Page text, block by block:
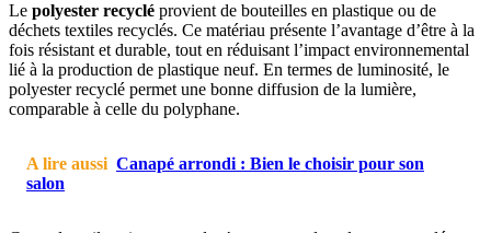
Le polyester recyclé provient de bouteilles en plastique ou de
déchets textiles recyclés. Ce matériau présente l’avantage d’être à la
fois résistant et durable, tout en réduisant l’impact environnemental
lié à la production de plastique neuf. En termes de luminosité, le
polyester recyclé permet une bonne diffusion de la lumière,
comparable à celle du polyphane.
A lire aussi Canapé arrondi : Bien le choisir pour son
salon